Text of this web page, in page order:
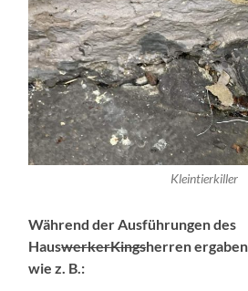
Kleintierkiller
Während der Ausführungen des
HauswerkerKingsherren ergaben
wie z. B.: